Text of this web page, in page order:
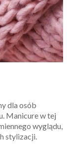
dla osób
Manicure w tej
wyglądu,
stylizacji.